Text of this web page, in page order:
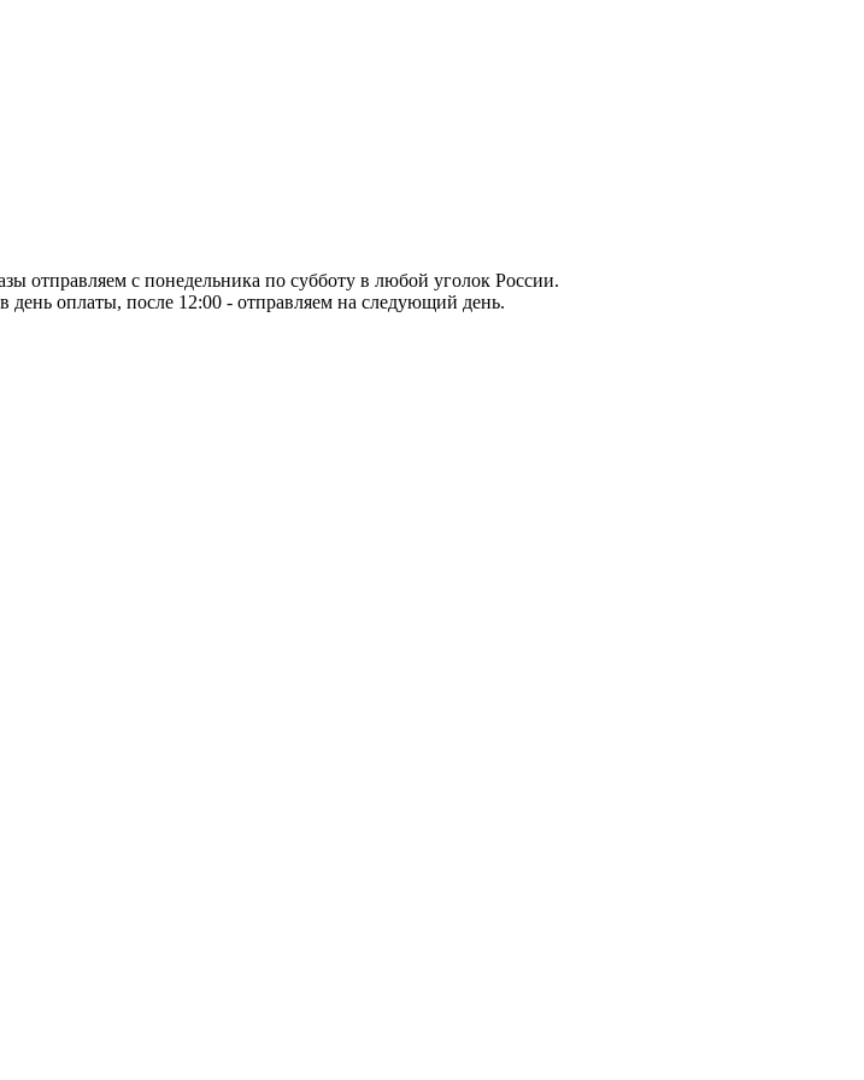
отправляем с понедельника по субботу в любой уголок России.
оплаты, после 12:00 - отправляем на следующий день.